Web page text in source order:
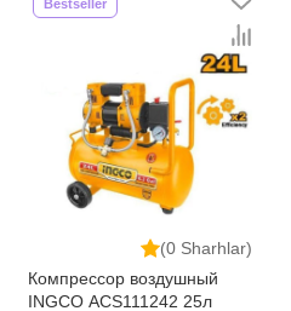
(0 Sharhlar)
Bestseller
Компрессор воздушный
INGCO ACS111242 25л